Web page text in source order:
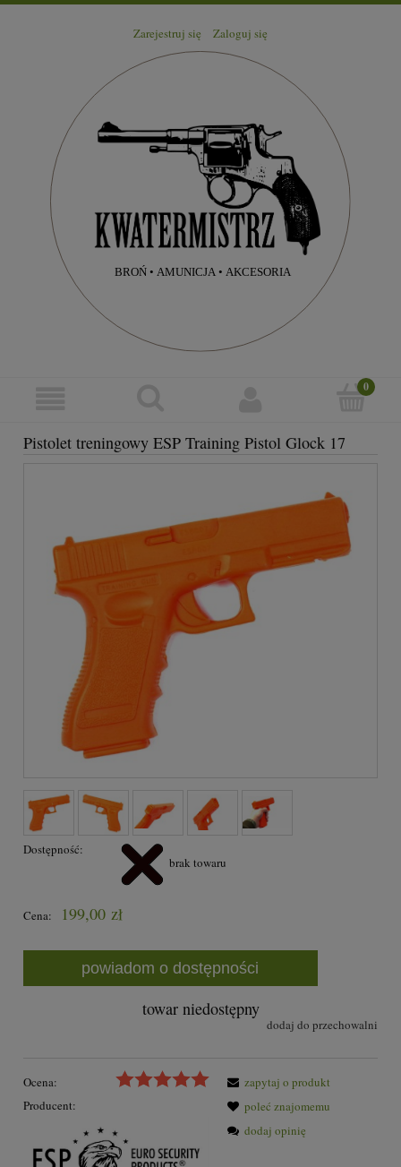
Zarejestruj się Zaloguj się
Pistolet treningowy ESP Training Pistol Glock 17
Dostępność:
brak towaru
Cena: 199,00 zł
powiadom o dostępności
towar niedostępny
dodaj do przechowalni
Ocena:
Producent:
zapytaj o produkt
poleć znajomemu
dodaj opinię